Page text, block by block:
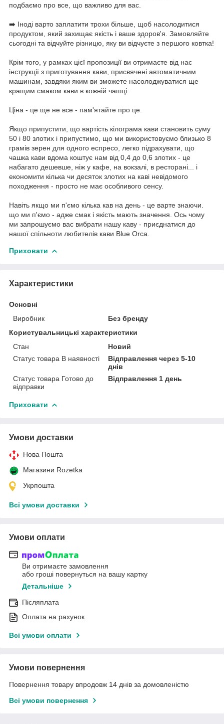
подбаємо про все, що важливо для вас.
➡️ Іноді варто заплатити трохи більше, щоб насолодитися
продуктом, який захищає якість і ваше здоров'я. Замовляйте
сьогодні та відчуйте різницю, яку ви відчуєте з першого ковтка!
Крім того, у рамках цієї пропозиції ви отримаєте від нас
інструкції з приготування кави, присвячені автоматичним
машинам, завдяки яким ви зможете насолоджуватися ще
кращим смаком кави в кожній чашці.
Ціна - це ще не все - пам'ятайте про це.
Якщо припустити, що вартість кілограма кави становить суму
50 і 80 злотих і припустимо, що ми використовуємо близько 8
грамів зерен для одного еспресо, легко підрахувати, що
чашка кави вдома коштує нам від 0,4 до 0,6 злотих - це
набагато дешевше, ніж у кафе, на вокзалі, в ресторані... і
економити кілька чи десяток злотих на каві невідомого
походження - просто не має особливого сенсу.
Навіть якщо ми п'ємо кілька кав на день - це варте знаючи.
що ми п'ємо - адже смак і якість мають значення. Ось чому
ми запрошуємо вас вибрати нашу каву - приєднатися до
нашої спільноти любителів кави Blue Orca.
Приховати
Характеристики
Основні
Виробник
Без бренду
Користувальницькі характеристики
Стан
Новий
Статус товара В наявності
Відправлення через 5-10
днів
Статус товара Готово до
відправки
Відправлення 1 день
Приховати
Умови доставки
Нова Пошта
Магазини Rozetka
Укрпошта
Всі умови доставки
Умови оплати
Ви отримаєте замовлення
або гроші повернуться на вашу картку
Детальніше
Післяплата
Оплата на рахунок
Всі умови оплати
Умови повернення
Повернення товару впродовж 14 днів за домовленістю
Всі умови повернення